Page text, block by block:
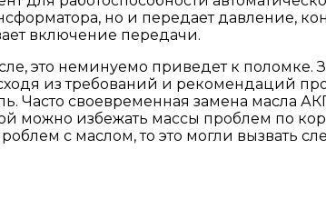
но и передает давление,
включение передачи.
это неминуемо приведет к поломке.
из требований и рекомендаций
Часто своевременная замена масла
можно избежать массы проблем по
с маслом, то это могли вызвать